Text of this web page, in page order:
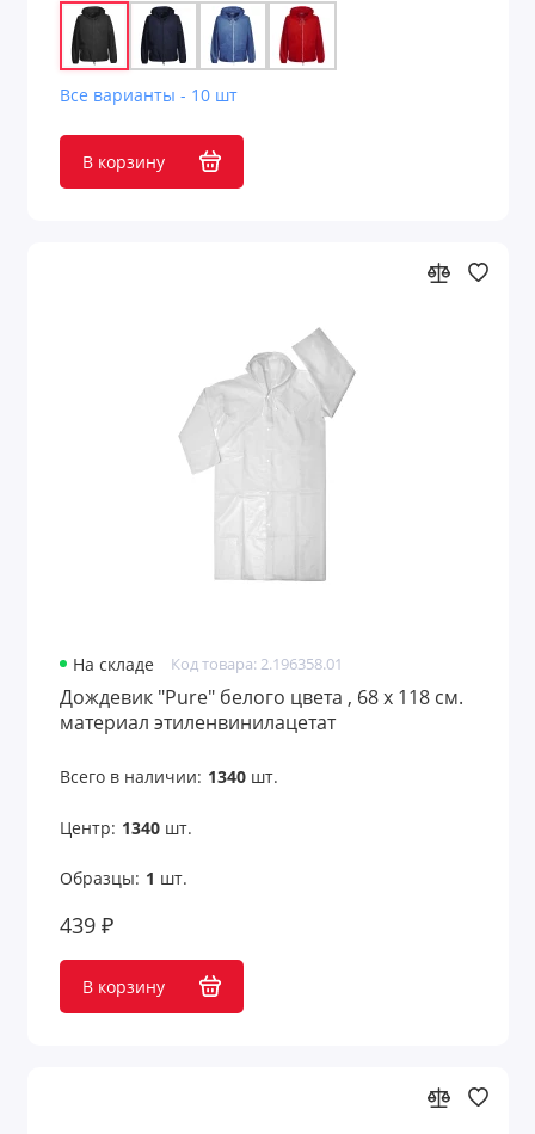
Футболки
Футболки с длинным рукавом
Шарфы
Все варианты - 10 шт
В корзину
На складе Код товара: 2.196358.01
Дождевик "Pure" белого цвета , 68 х 118 см.
материал этиленвинилацетат
Всего в наличии: 1340шт.
Центр: 1340шт.
Образцы: 1 шт.
439 ₽
В корзину